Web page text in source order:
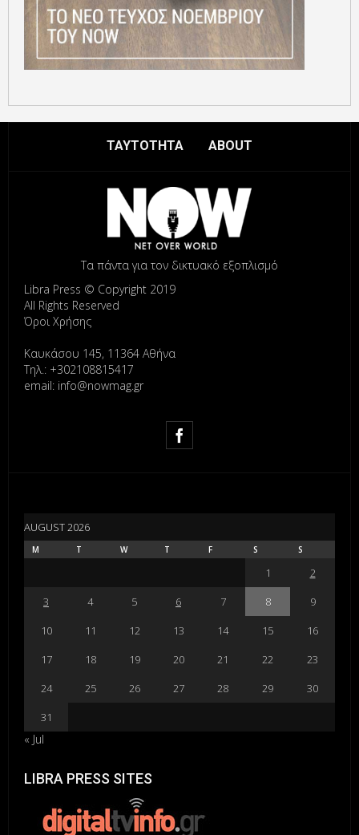
ΤΑΥΤΟΤΗΤΑ ABOUT
Τα πάντα για τον δικτυακό εξοπλισμό
Libra Press © Copyright 2019
All Rights Reserved
Όροι Χρήσης
Καυκάσου 145, 11364 Αθήνα
Τηλ.: +302108815417
email: info@nowmag.gr
AUGUST 2026
M T W T F S S
1
2
3
4 5 6 7 8
9
10
11 12 13 14 15
16
17
18 19 20 21 22
23
24
25 26 27 28 29
30
31
« Jul
LIBRA PRESS SITES